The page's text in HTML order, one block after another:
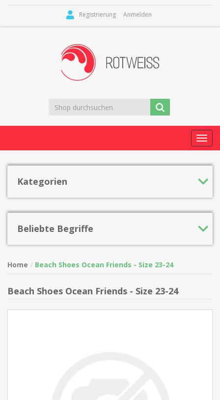
Registrierung Anmelden
Kategorien
Beliebte Begriffe
Home Beach Shoes Ocean Friends - Size 23-24
Beach Shoes Ocean Friends - Size 23-24